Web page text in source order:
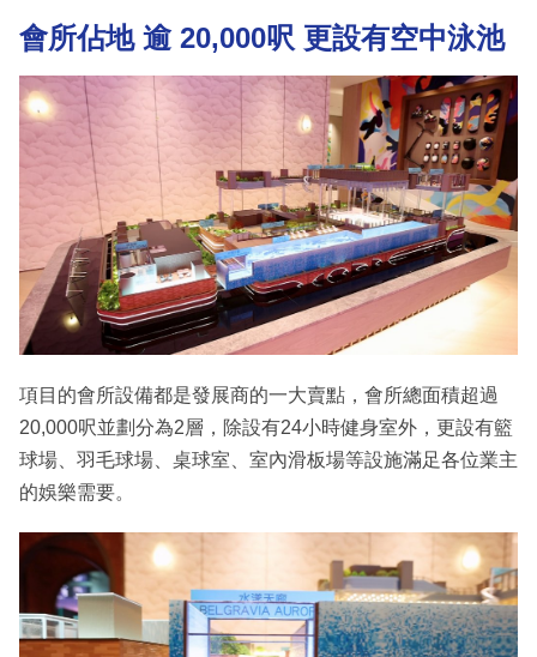
會所佔地 逾 20,000呎 更設有空中泳池
項目的會所設備都是發展商的一大賣點，會所總面積超過
20,000呎並劃分為2層，除設有24小時健身室外，更設有籃
球場、羽毛球場、桌球室、室內滑板場等設施滿足各位業主
的娛樂需要。